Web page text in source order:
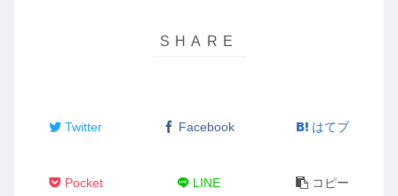
Twitter Facebook はてブ
Pocket LINE コピー